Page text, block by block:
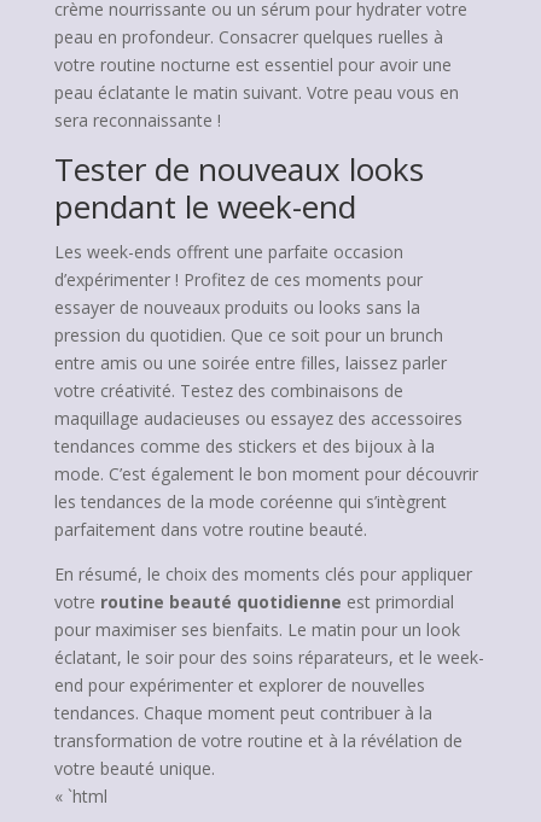
crème nourrissante ou un sérum pour hydrater votre
peau en profondeur. Consacrer quelques ruelles à
votre routine nocturne est essentiel pour avoir une
peau éclatante le matin suivant. Votre peau vous en
sera reconnaissante !
Tester de nouveaux looks
pendant le week-end
Les week-ends offrent une parfaite occasion
d’expérimenter ! Profitez de ces moments pour
essayer de nouveaux produits ou looks sans la
pression du quotidien. Que ce soit pour un brunch
entre amis ou une soirée entre filles, laissez parler
votre créativité. Testez des combinaisons de
maquillage audacieuses ou essayez des accessoires
tendances comme des stickers et des bijoux à la
mode. C’est également le bon moment pour découvrir
les tendances de la mode coréenne qui s’intègrent
parfaitement dans votre routine beauté.
En résumé, le choix des moments clés pour appliquer
votre routine beauté quotidienne est primordial
pour maximiser ses bienfaits. Le matin pour un look
éclatant, le soir pour des soins réparateurs, et le week-
end pour expérimenter et explorer de nouvelles
tendances. Chaque moment peut contribuer à la
transformation de votre routine et à la révélation de
votre beauté unique.
« `html